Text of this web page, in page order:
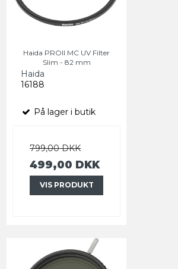
Haida PROII MC UV Filter
Slim - 82 mm
Haida
16188
På lager i butik
799,00 DKK
499,00 DKK
VIS PRODUKT